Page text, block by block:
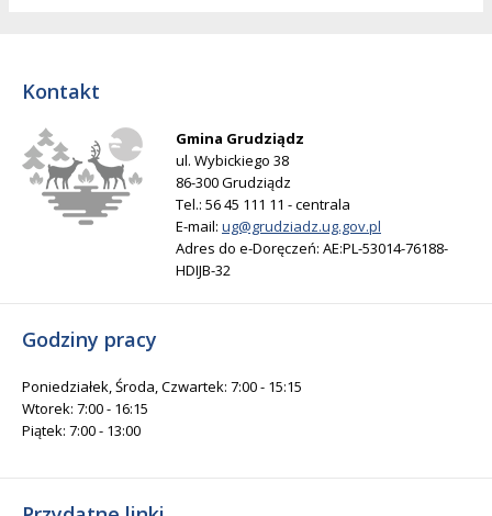
Kontakt
Gmina Grudziądz
ul. Wybickiego 38
86-300 Grudziądz
Tel.: 56 45 111 11 - centrala
E-mail: ug@grudziadz.ug.gov.pl
Adres do e-Doręczeń: AE:PL-53014-76188-
HDIJB-32
Godziny pracy
Poniedziałek, Środa, Czwartek: 7:00 - 15:15
Wtorek: 7:00 - 16:15
Piątek: 7:00 - 13:00